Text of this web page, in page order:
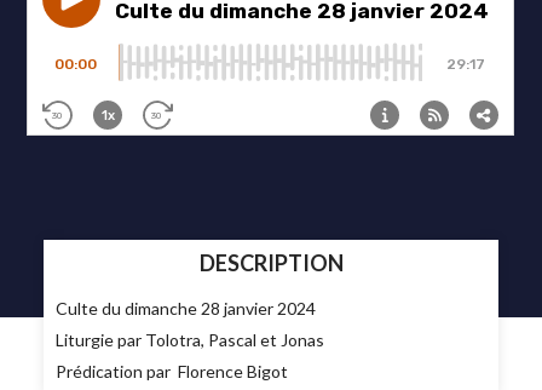
DESCRIPTION
Culte du dimanche 28 janvier 2024
Liturgie par Tolotra, Pascal et Jonas
Prédication par Florence Bigot